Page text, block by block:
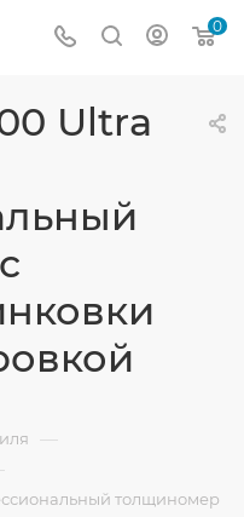
0
Ultra
—
толщиномер